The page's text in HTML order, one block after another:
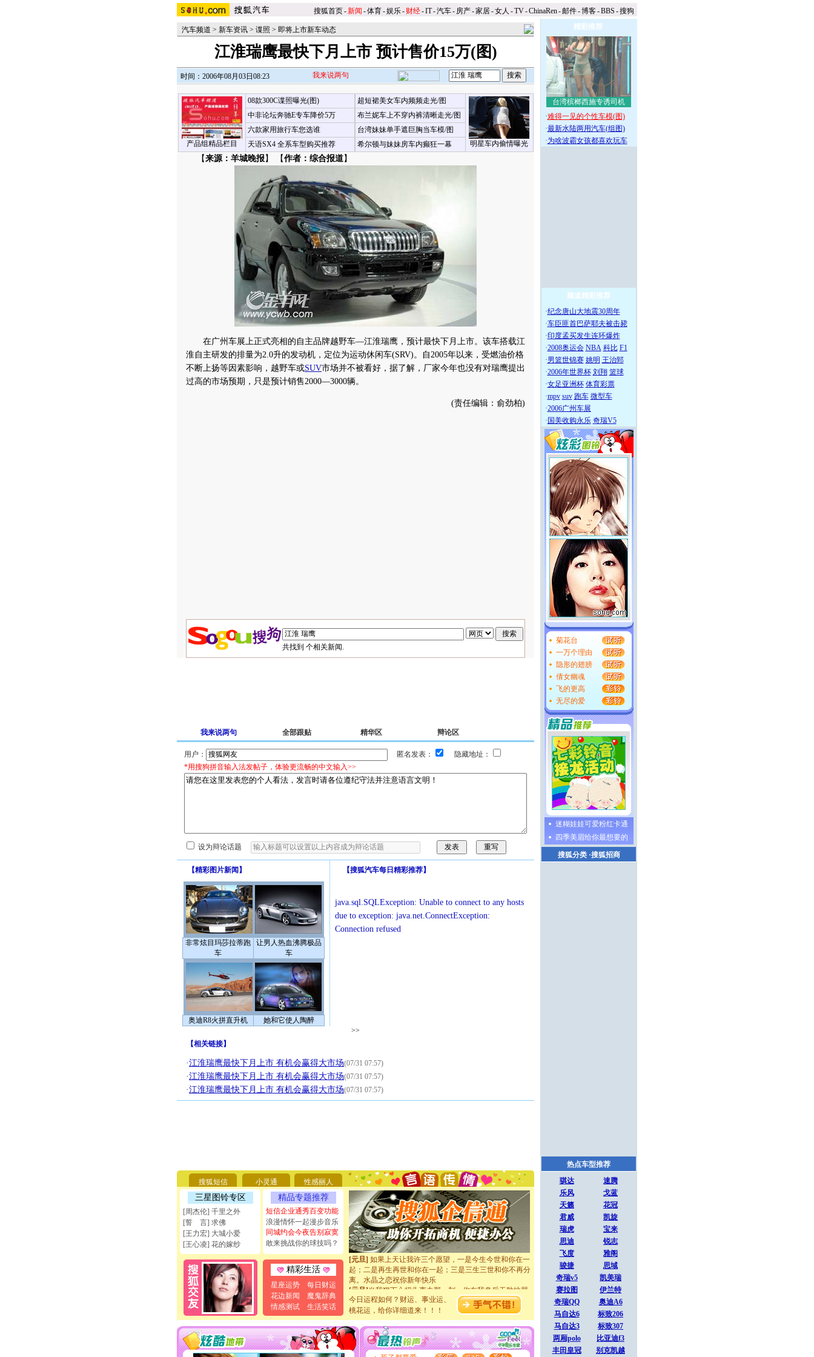
搜狐首页-新闻 -体育-娱乐- 财经-IT-汽车- 房产-家居-女人 -TV-ChinaRen-邮件-博客-BBS -搜狗
汽车频道 > 新车资讯 > 谍照 > 即将上市新车动态
江淮瑞鹰最快下月上市 预计售价15万(图)
时间：2006年08月03日08:23 我来说两句
产品组精品栏目
08款300C谍照曝光(图)
中非论坛奔驰E专车降价5万
六款家用旅行车您选谁
天语SX4 全系车型购买推荐
超短裙美女车内频频走光/图
明星车内偷情曝光
布兰妮车上不穿内裤清晰走光/图
台湾妹妹单手遮巨胸当车模/图
希尔顿与妹妹房车内癫狂一幕
【来源：羊城晚报】 【作者：综合报道】
在广州车展上正式亮相的自主品牌越野车—江淮瑞鹰，预计最快下月上市。该车搭载江
淮自主研发的排量为2.0升的发动机，定位为运动休闲车(SRV)。自2005年以来，受燃油价格
不断上扬等因素影响，越野车或SUV市场并不被看好，据了解，厂家今年也没有对瑞鹰提出
过高的市场预期，只是预计销售2000—3000辆。
(责任编辑：俞劲柏)
共找到 个相关新闻.
我来说两句 全部跟贴 精华区 辩论区
用户： 匿名发表：
隐藏地址：
*用搜狗拼音输入法发帖子，体验更流畅的中文输入>>
设为辩论话题
【精彩图片新闻 】
非常炫目玛莎拉蒂跑
车
让男人热血沸腾极品
车
奥迪R8火拼直升机 她和它使人陶醉
【搜狐汽车每日精彩推荐】
java.sql.SQLException: Unable to connect to any hosts
due to exception: java.net.ConnectException:
Connection refused
>>
【相关链接】
·江淮瑞鹰最快下月上市 有机会赢得大市场(07/31 07:57)
·江淮瑞鹰最快下月上市 有机会赢得大市场(07/31 07:57)
·江淮瑞鹰最快下月上市 有机会赢得大市场(07/31 07:57)
搜狐短信 小灵通 性感丽人
三星图铃专区
[周杰伦] 千里之外
[誓 言] 求佛
[王力宏] 大城小爱
[王心凌] 花的嫁纱
精品专题推荐
短信企业通秀百变功能
浪漫情怀一起漫步音乐
同城约会今夜告别寂寞
敢来挑战你的球技吗？
精彩生活
星座运势
每日财运
花边新闻
魔鬼辞典
情感测试
生活笑话
[圣诞节]不只这样的日子才会想起你,而是这样的日子才
能正大光明地骚扰你,告诉你,圣诞要快乐!新年要快乐!天
天都要快乐噢!
[圣诞节]奉上一颗祝福的心,在这个特别的日子里,愿幸福,
如意,快乐,鲜花,一切美好的祝愿与你同在.圣诞快乐!
[元旦]看到你我会触电；看不到你我要充电；没有你我会
断电。爱你是我职业，想你是我事业，抱你是我特长，吻
你是我专业！水晶之恋祝你新年快乐
[元旦]如果上天让我许三个愿望，一是今生今世和你在一
起；二是再生再世和你在一起；三是三生三世和你不再分
离。水晶之恋祝你新年快乐
[元旦] 当我狠下心扭头离去那一刻，你在我身后无助地哭
泣，这痛楚让我明白我多么爱你。我转身抱住你：这猪不
卖了。水晶之恋祝你新年快乐。
[春节]风柔雨润好月圆，半岛铁盒伴身边，每日尽显开心
颜！冬去春来似水如烟，劳碌人生需尽欢！听一曲轻歌，
道一声平安！新年吉祥万事如愿
[春节]传说薰衣草有四片叶子：第一片叶子是信仰，第二
今日运程如何？财运、事业运、
桃花运，给你详细道来！！！
精彩推荐
台湾槟榔西施专诱司机
·难得一见的个性车模(图)
·最新水陆两用汽车(组图)
·为啥波霸女孩都喜欢玩车
频道精彩推荐
·纪念唐山大地震30周年
·车臣匪首巴萨耶夫被击毙
·印度孟买发生连环爆炸
·2008奥运会 NBA 科比 F1
·男篮世锦赛 姚明 王治郅
·2006年世界杯 刘翔 篮球
·女足亚洲杯 体育彩票
·mpv suv 跑车 微型车
·2006广州车展
· 国美收购永乐 奇瑞V5
菊花台
一万个理由
隐形的翅膀
倩女幽魂
飞的更高
无尽的爱
迷糊娃娃可爱粉红卡通
四季美眉给你最想要的
搜狐分类·搜狐招商
热点车型推荐
骐达
速腾
乐风
戈蓝
天籁
花冠
君威
凯旋
瑞虎
宝来
思迪
锐志
飞度
雅阁
骏捷
思域
奇瑞v5
凯美瑞
赛拉图
伊兰特
奇瑞QQ
奥迪A6
马自达6
标致206
马自达3
标致307
两厢polo
比亚迪f3
丰田皇冠
别克凯越